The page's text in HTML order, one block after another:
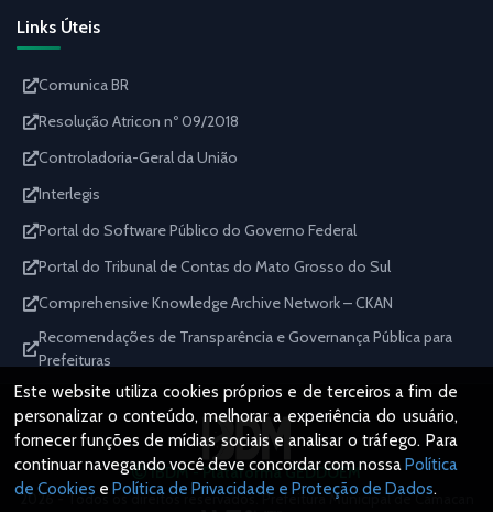
Links Úteis
Comunica BR
Resolução Atricon nº 09/2018
Controladoria-Geral da União
Interlegis
Portal do Software Público do Governo Federal
Portal do Tribunal de Contas do Mato Grosso do Sul
Comprehensive Knowledge Archive Network – CKAN
Recomendações de Transparência e Governança Pública para
Prefeituras
IBDM - Plataforma GEDDOEM
2026 - Todos os direitos reservados. Prefeitura Municipal de Camacan
Este website utiliza cookies próprios e de terceiros a fim de
personalizar o conteúdo, melhorar a experiência do usuário,
fornecer funções de mídias sociais e analisar o tráfego. Para
continuar navegando você deve concordar com nossaPolítica
de Cookies e Política de Privacidade e Proteção de Dados.